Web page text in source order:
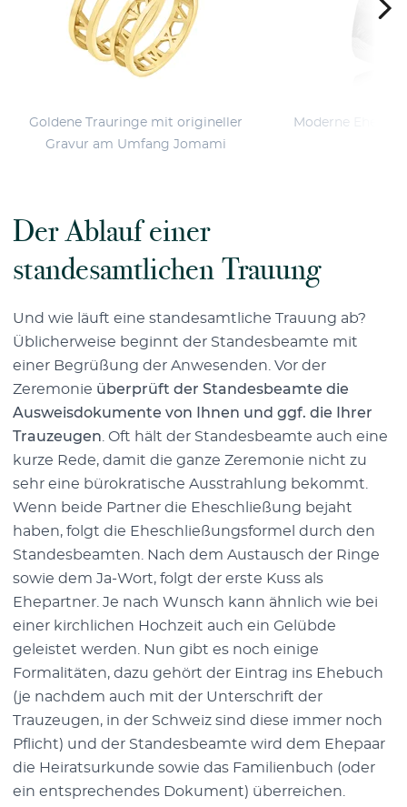
Goldene Trauringe mit origineller
Gravur am Umfang Jomami
Moderne
Der Ablauf einer
standesamtlichen Trauung
Und wie läuft eine standesamtliche Trauung ab?
Üblicherweise beginnt der Standesbeamte mit
einer Begrüßung der Anwesenden. Vor der
Zeremonie überprüft der Standesbeamte die
Ausweisdokumente von Ihnen und ggf. die Ihrer
Trauzeugen. Oft hält der Standesbeamte auch eine
kurze Rede, damit die ganze Zeremonie nicht zu
sehr eine bürokratische Ausstrahlung bekommt.
Wenn beide Partner die Eheschließung bejaht
haben, folgt die Eheschließungsformel durch den
Standesbeamten. Nach dem Austausch der Ringe
sowie dem Ja-Wort, folgt der erste Kuss als
Ehepartner. Je nach Wunsch kann ähnlich wie bei
einer kirchlichen Hochzeit auch ein Gelübde
geleistet werden. Nun gibt es noch einige
Formalitäten, dazu gehört der Eintrag ins Ehebuch
(je nachdem auch mit der Unterschrift der
Trauzeugen, in der Schweiz sind diese immer noch
Pflicht) und der Standesbeamte wird dem Ehepaar
die Heiratsurkunde sowie das Familienbuch (oder
ein entsprechendes Dokument) überreichen.